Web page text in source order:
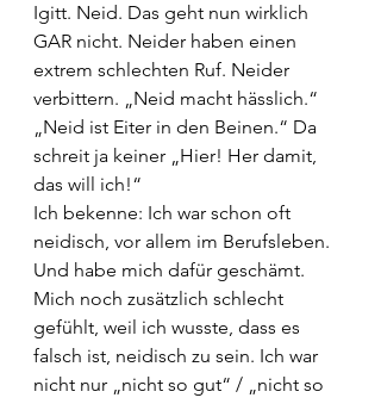
Igitt. Neid. Das geht nun wirklich
GAR nicht. Neider haben einen
extrem schlechten Ruf. Neider
verbittern. „Neid macht hässlich.“
„Neid ist Eiter in den Beinen.“ Da
schreit ja keiner „Hier! Her damit,
das will ich!“
Ich bekenne: Ich war schon oft
neidisch, vor allem im Berufsleben.
Und habe mich dafür geschämt.
Mich noch zusätzlich schlecht
gefühlt, weil ich wusste, dass es
falsch ist, neidisch zu sein. Ich war
nicht nur „nicht so gut“ / „nicht so